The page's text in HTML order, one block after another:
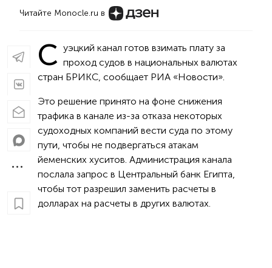
Читайте Monocle.ru в
С уэцкий канал готов взимать плату за
проход судов в национальных валютах
стран БРИКС, сообщает РИА «Новости».
Это решение принято на фоне снижения
трафика в канале из-за отказа некоторых
судоходных компаний вести суда по этому
пути, чтобы не подвергаться атакам
йеменских хуситов. Администрация канала
послала запрос в Центральный банк Египта,
чтобы тот разрешил заменить расчеты в
долларах на расчеты в других валютах.